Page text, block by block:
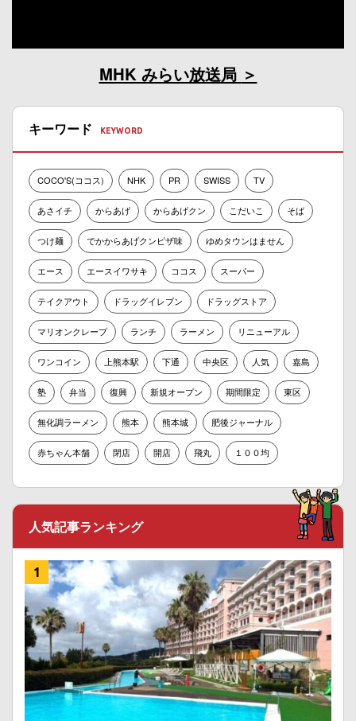
MHK みらい放送局
キーワード
COCO'S(ココス) NHK PR SWISS TV
あさイチ からあげ からあげクン こだいこ そば
つけ麺 でかからあげクンピザ味 ゆめタウンはません
エース エースイワサキ ココス スーパー
テイクアウト ドラッグイレブン ドラッグストア
マリオンクレープ ランチ ラーメン リニューアル
ワンコイン 上熊本駅 下通 中央区 人気 嘉島
塾 弁当 復興 新規オープン 期間限定 東区
無化調ラーメン 熊本 熊本城 肥後ジャーナル
赤ちゃん本舗 閉店 開店 飛丸 １００均
人気記事ランキング